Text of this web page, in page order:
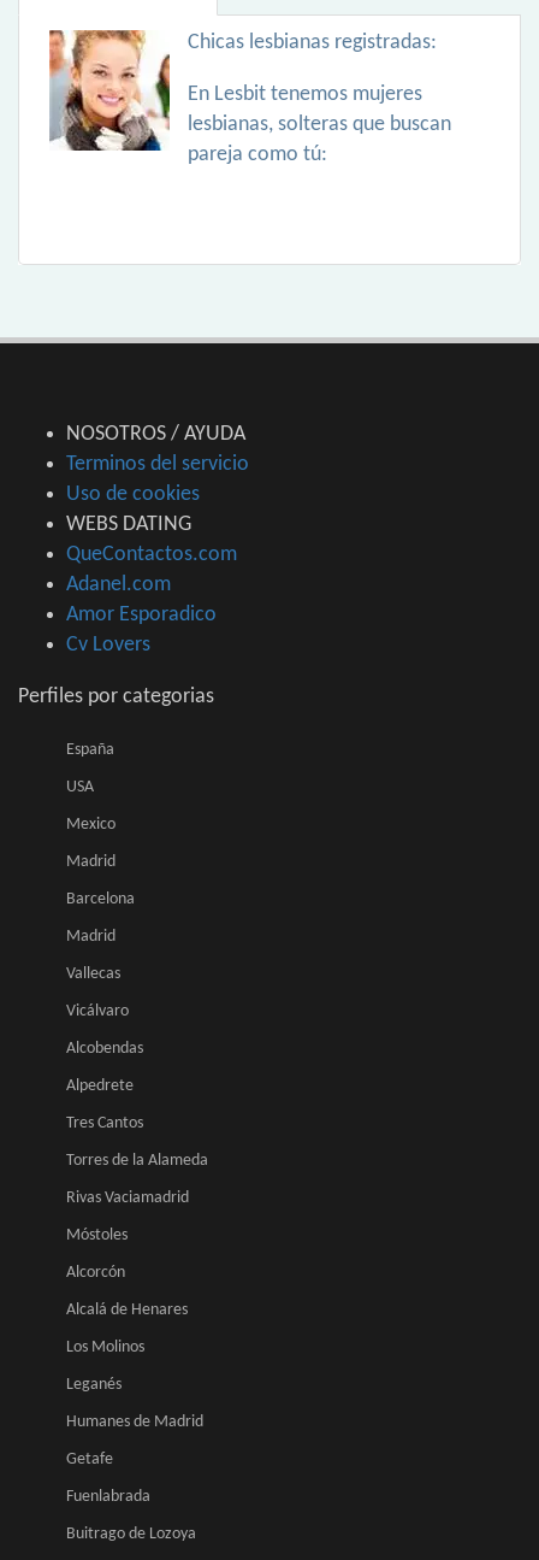
Chicas lesbianas registradas:
En Lesbit tenemos mujeres
lesbianas, solteras que buscan
pareja como tú:
NOSOTROS / AYUDA
Terminos del servicio
Uso de cookies
WEBS DATING
QueContactos.com
Adanel.com
Amor Esporadico
Cv Lovers
Perfiles por categorias
España
USA
Mexico
Madrid
Barcelona
Madrid
Vallecas
Vicálvaro
Alcobendas
Alpedrete
Tres Cantos
Torres de la Alameda
Rivas Vaciamadrid
Móstoles
Alcorcón
Alcalá de Henares
Los Molinos
Leganés
Humanes de Madrid
Getafe
Fuenlabrada
Buitrago de Lozoya